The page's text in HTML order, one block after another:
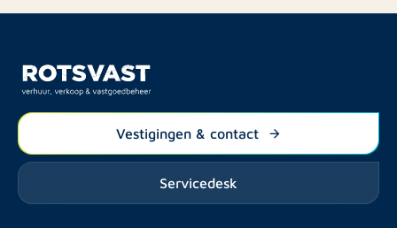
Vestigingen & contact
Servicedesk